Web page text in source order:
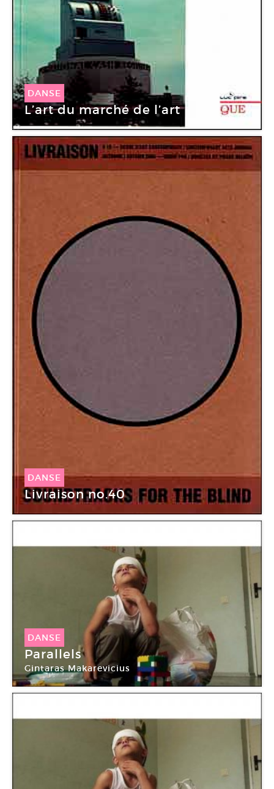
DANSE
L’art du marché de l’art
DANSE
Livraison no.40
DANSE
Parallels
Gintaras Makarevicius